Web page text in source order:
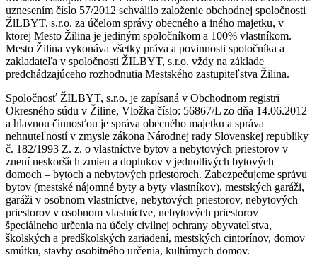
uznesením číslo 57/2012 schválilo založenie obchodnej spoločnosti
ŽlLBYT, s.r.o. za účelom správy obecného a iného majetku, v
ktorej Mesto Žilina je jediným spoločníkom a 100% vlastníkom.
Mesto Žilina vykonáva všetky práva a povinnosti spoločníka a
zakladateľa v spoločnosti ŽILBYT, s.r.o. vždy na základe
predchádzajúceho rozhodnutia Mestského zastupiteľstva Žilina.
Spoločnosť ŽILBYT, s.r.o. je zapísaná v Obchodnom registri
Okresného súdu v Žiline, Vložka číslo: 56867/L zo dňa 14.06.2012
a hlavnou činnosťou je správa obecného majetku a správa
nehnuteľností v zmysle zákona Národnej rady Slovenskej republiky
č. 182/1993 Z. z. o vlastníctve bytov a nebytových priestorov v
znení neskorších zmien a doplnkov v jednotlivých bytových
domoch – bytoch a nebytových priestoroch. Zabezpečujeme správu
bytov (mestské nájomné byty a byty vlastníkov), mestských garáži,
garáži v osobnom vlastníctve, nebytových priestorov, nebytových
priestorov v osobnom vlastníctve, nebytových priestorov
špeciálneho určenia na účely civilnej ochrany obyvateľstva,
školských a predškolských zariadení, mestských cintorínov, domov
smútku, stavby osobitného určenia, kultúrnych domov.